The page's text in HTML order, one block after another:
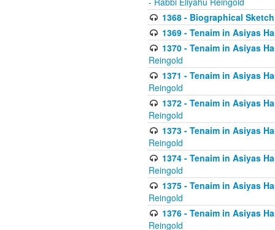
1368 - Biographical
1369 - Tenaim in Asiyas
1370 - Tenaim in Asiyas
Reingold
1371 - Tenaim in Asiyas
Reingold
1372 - Tenaim in Asiyas
Reingold
1373 - Tenaim in Asiyas
Reingold
1374 - Tenaim in Asiyas
Reingold
1375 - Tenaim in Asiyas
Reingold
1376 - Tenaim in Asiyas
Reingold